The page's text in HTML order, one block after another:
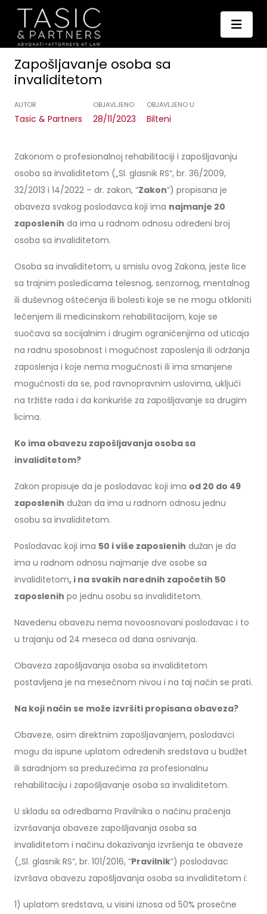
Zapošljavanje osoba sa
invaliditetom
AUTOR
Tasic & Partners
OBJAVLJENO
28/11/2023
OBJAVLJENO U
Bilteni
Zakonom o profesionalnoj rehabilitaciji i zapošljavanju
osoba sa invaliditetom („Sl. glasnik RS“, br. 36/2009,
32/2013 i 14/2022 – dr. zakon, “Zakon”) propisana je
obaveza svakog poslodavca koji ima najmanje 20
zaposlenih da ima u radnom odnosu određeni broj
osoba sa invaliditetom.
Osoba sa invaliditetom, u smislu ovog Zakona, jeste lice
sa trajnim posledicama telesnog, senzornog, mentalnog
ili duševnog oštećenja ili bolesti koje se ne mogu otkloniti
lečenjem ili medicinskom rehabilitacijom, koje se
suočava sa socijalnim i drugim ograničenjima od uticaja
na radnu sposobnost i mogućnost zaposlenja ili održanja
zaposlenja i koje nema mogućnosti ili ima smanjene
mogućnosti da se, pod ravnopravnim uslovima, uključi
na tržište rada i da konkuriše za zapošljavanje sa drugim
licima.
Ko ima obavezu zapošljavanja osoba sa
invaliditetom?
Zakon propisuje da je poslodavac koji ima od 20 do 49
zaposlenih dužan da ima u radnom odnosu jednu
osobu sa invaliditetom.
Poslodavac koji ima 50 i više zaposlenih dužan je da
ima u radnom odnosu najmanje dve osobe sa
invaliditetom, i na svakih narednih započetih 50
zaposlenih po jednu osobu sa invaliditetom.
Navedenu obavezu nema novoosnovani poslodavac i to
u trajanju od 24 meseca od dana osnivanja.
Obaveza zapošljavanja osoba sa invaliditetom
postavljena je na mesečnom nivou i na taj način se prati.
Na koji način se može izvršiti propisana obaveza?
Obaveze, osim direktnim zapošljavanjem, poslodavci
mogu da ispune uplatom određenih sredstava u budžet
ili saradnjom sa preduzećima za profesionalnu
rehabilitaciju i zapošljavanje osoba sa invaliditetom.
U skladu sa odredbama Pravilnika o načinu praćenja
izvršavanja obaveze zapošljavanja osoba sa
invaliditetom i načinu dokazivanja izvršenja te obaveze
(„Sl. glasnik RS“, br. 101/2016, “Pravilnik”) poslodavac
izvršava obavezu zapošljavanja osoba sa invaliditetom i:
1) uplatom sredstava, u visini iznosa od 50% prosečne